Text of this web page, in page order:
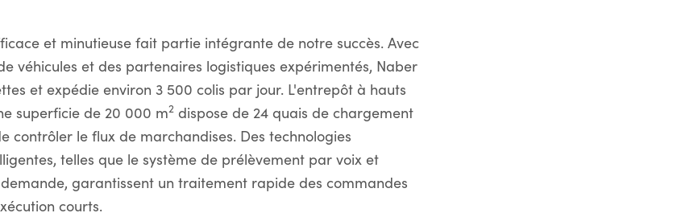
et minutieuse fait partie intégrante de notre succès. Avec
véhicules et des partenaires logistiques expérimentés, Naber
et expédie environ 3 500 colis par jour. L'entrepôt à hauts
superficie de 20 000 m2 dispose de 24 quais de chargement
contrôler le flux de marchandises. Des technologies
telles que le système de prélèvement par voix et
garantissent un traitement rapide des commandes
courts.